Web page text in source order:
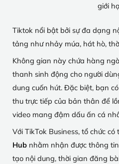
giới
Tiktok nổi bật bởi sự đa dạng
tảng như nhảy múa, hát hò,
Không gian này chứa hàng
thanh sinh động cho người
dung cuốn hút. Đặc biệt, bạn
thu trực tiếp của bản thân để
video mang đậm dấu ấn cá
Với TikTok Business, tổ chức có
Hub nhằm nhận được thông
tạo nội dung, thời gian đăng